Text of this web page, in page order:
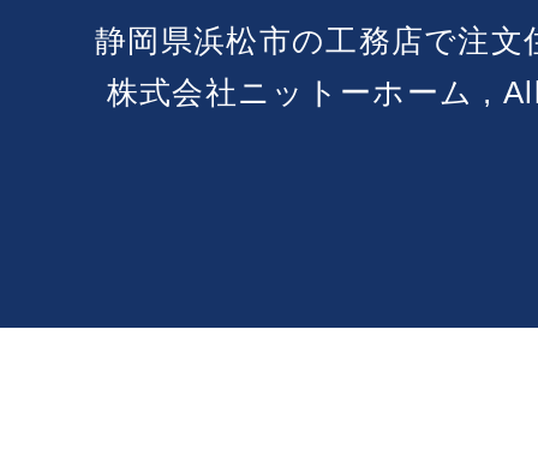
静岡県浜松市の工務店で注
株式会社ニットーホーム ,